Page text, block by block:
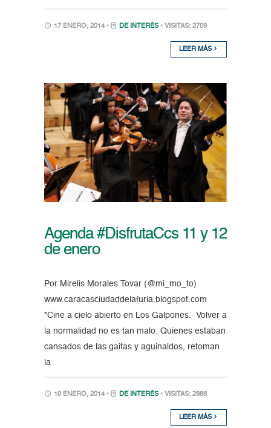
17 ENERO, 2014 • DE INTERÉS • VISITAS: 2709
LEER MÁS
Agenda #DisfrutaCcs 11 y 12
de enero
Por Mirelis Morales Tovar (@mi_mo_to)
www.caracasciudaddelafuria.blogspot.com
*Cine a cielo abierto en Los Galpones. Volver a
la normalidad no es tan malo. Quienes estaban
cansados de las gaitas y aguinaldos, retoman
la
10 ENERO, 2014 • DE INTERÉS • VISITAS: 2888
LEER MÁS